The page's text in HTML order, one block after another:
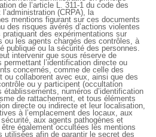
de l’article L. 311-1 du code des
(CRPA), la
mentions figurant sur ces documents
des risques avérés d’actions violentes
des expérimentations sur
ou les agents chargés des contrôles, à
publique ou la sécurité des personnes.
intervenir que sous réserve de
permettant l’identification directe ou
concernés, comme de celle des
ou collaborent avec eux, ainsi que des
ou y participent (occultation
numéros d’identification
de rattachement, et tous éléments
directe ou indirecte et leur localisation,
à l’emplacement des locaux, aux
aux agents pathogènes et
également occultées les mentions
utilisées afin de garantir le secret des